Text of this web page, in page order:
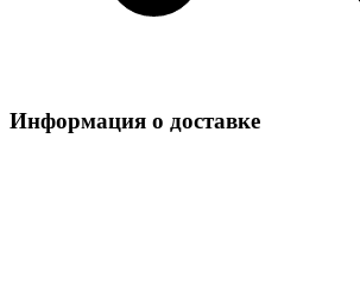
Информация о доставке